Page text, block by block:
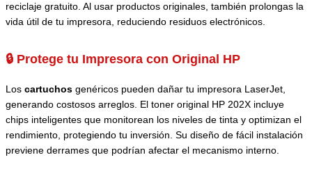
reciclaje gratuito. Al usar productos originales, también prolongas la
vida útil de tu impresora, reduciendo residuos electrónicos.
🔒 Protege tu Impresora con Original HP
Los cartuchos genéricos pueden dañar tu impresora LaserJet,
generando costosos arreglos. El toner original HP 202X incluye
chips inteligentes que monitorean los niveles de tinta y optimizan el
rendimiento, protegiendo tu inversión. Su diseño de fácil instalación
previene derrames que podrían afectar el mecanismo interno.